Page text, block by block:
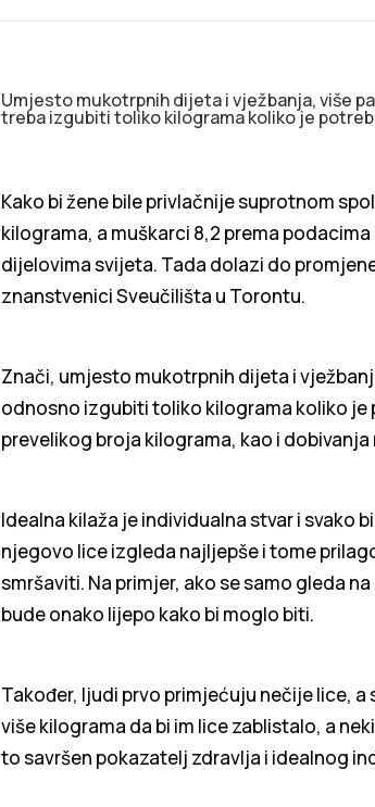
Umjesto mukotrpnih dijeta i vježbanja, više
treba izgubiti toliko kilograma koliko je
Kako bi žene bile privlačnije suprotnom
kilograma, a muškarci 8,2 prema
dijelovima svijeta. Tada dolazi do
znanstvenici Sveučilišta u Torontu.
Znači, umjesto mukotrpnih dijeta i
odnosno izgubiti toliko kilograma koliko
prevelikog broja kilograma, kao i
Idealna kilaža je individualna stvar i svako
njegovo lice izgleda najljepše i tome
smršaviti. Na primjer, ako se samo gleda
bude onako lijepo kako bi moglo biti.
Također, ljudi prvo primjećuju nečije lice,
više kilograma da bi im lice zablistalo, a
to savršen pokazatelj zdravlja i idealnog